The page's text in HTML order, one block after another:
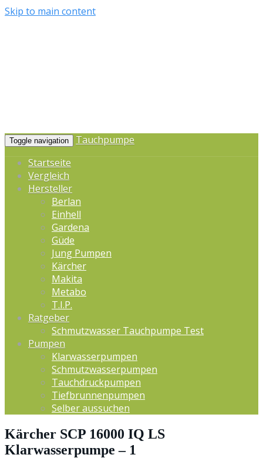
Skip to main content
Toggle navigation
Tauchpumpe
Startseite
Vergleich
Hersteller
Berlan
Einhell
Gardena
Güde
Jung Pumpen
Kärcher
Makita
Metabo
T.I.P.
Ratgeber
Schmutzwasser Tauchpumpe Test
Pumpen
Klarwasserpumpen
Schmutzwasserpumpen
Tauchdruckpumpen
Tiefbrunnenpumpen
Selber aussuchen
Kärcher SCP 16000 IQ LS
Klarwasserpumpe – 1